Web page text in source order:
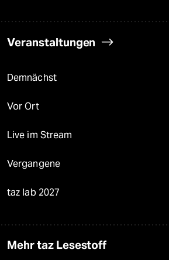
Veranstaltungen
Demnächst
Vor Ort
Live im Stream
Vergangene
taz lab 2027
Mehr taz Lesestoff